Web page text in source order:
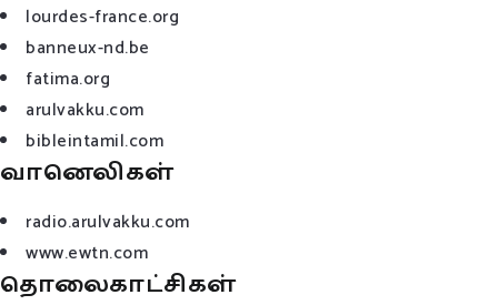
lourdes-france.org
banneux-nd.be
fatima.org
arulvakku.com
bibleintamil.com
வானெலிகள்
radio.arulvakku.com
www.ewtn.com
தொலைகாட்சிகள்